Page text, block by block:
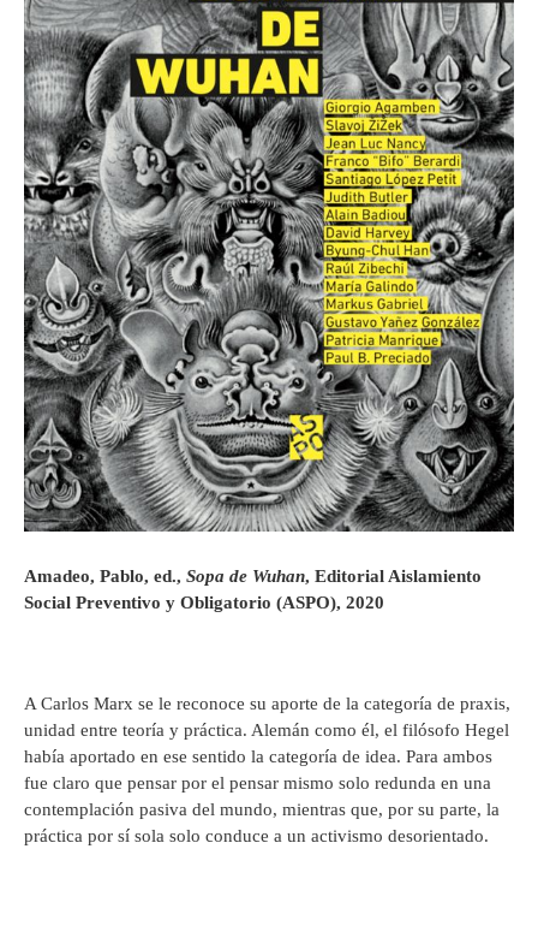
Amadeo, Pablo, ed., Sopa de Wuhan, Editorial Aislamiento
Social Preventivo y Obligatorio (ASPO), 2020
A Carlos Marx se le reconoce su aporte de la categoría de praxis,
unidad entre teoría y práctica. Alemán como él, el filósofo Hegel
había aportado en ese sentido la categoría de idea. Para ambos
fue claro que pensar por el pensar mismo solo redunda en una
contemplación pasiva del mundo, mientras que, por su parte, la
práctica por sí sola solo conduce a un activismo desorientado.